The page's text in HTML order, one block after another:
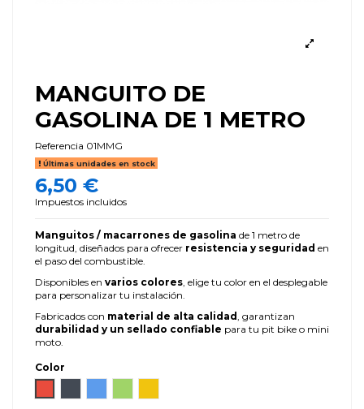
MANGUITO DE
GASOLINA DE 1 METRO
Referencia 01MMG
Últimas unidades en stock
6,50 €
Impuestos incluidos
Manguitos / macarrones de gasolina de 1 metro de
longitud, diseñados para ofrecer resistencia y seguridad en
el paso del combustible.
Disponibles en varios colores , elige tu color en el desplegable
para personalizar tu instalación.
Fabricados con material de alta calidad , garantizan
durabilidad y un sellado confiable para tu pit bike o mini
moto.
Color